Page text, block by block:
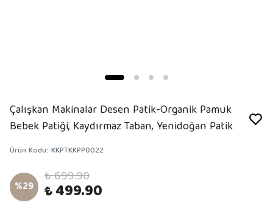
Çalışkan Makinalar Desen Patik-Organik Pamuk
Bebek Patiği, Kaydırmaz Taban, Yenidoğan Patik
Ürün Kodu: KKPTKKPP0022
%29 ₺ 699.90
₺ 499.90